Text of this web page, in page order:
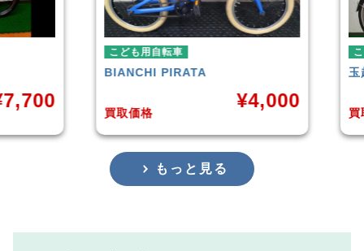
取価格
MAHALO
買取価格
もっと見る